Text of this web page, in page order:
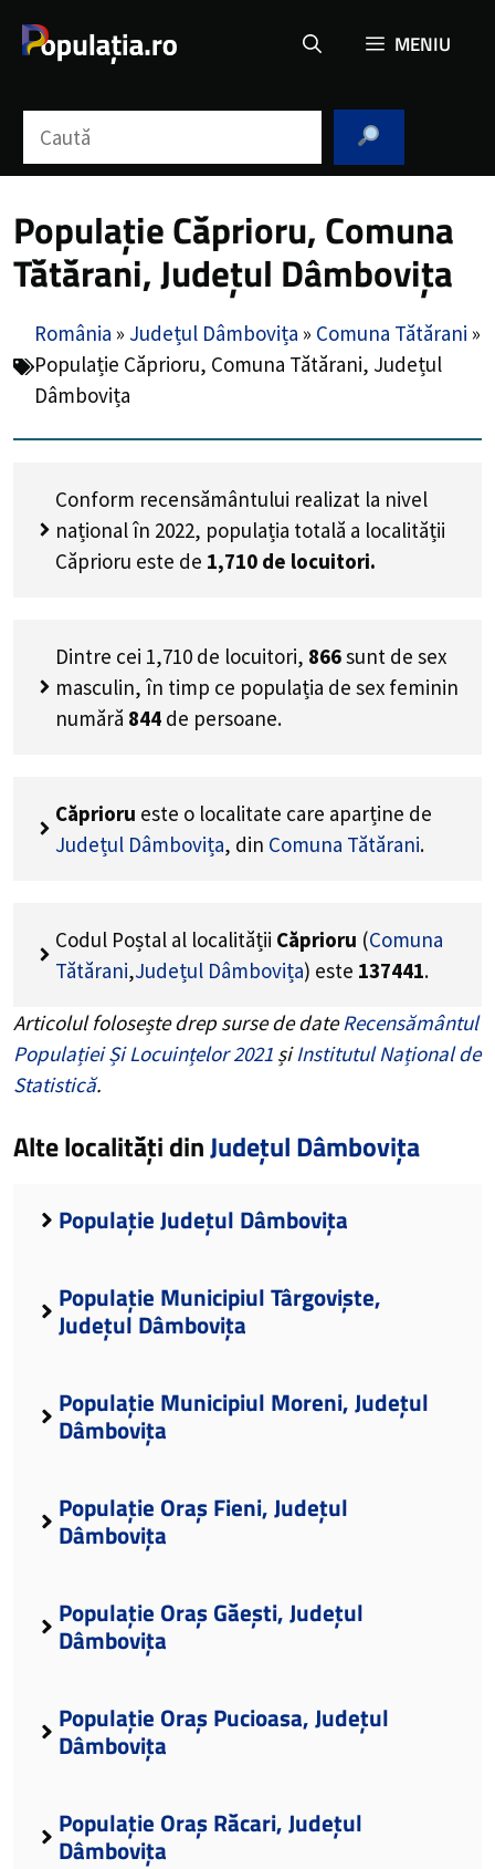
MENIU
Populație Căprioru, Comuna
Tătărani, Județul Dâmbovița
România » Județul Dâmbovița » Comuna Tătărani »
Populație Căprioru, Comuna Tătărani, Județul
Dâmbovița
Conform recensământului realizat la nivel
național în 2022, populația totală a localității
Căprioru este de 1,710 de locuitori.
Dintre cei 1,710 de locuitori, 866sunt de sex
masculin, în timp ce populația de sex feminin
numără 844 de persoane.
Căprioru este o localitate care aparține de
Județul Dâmbovița, din Comuna Tătărani.
Codul Poștal al localității Căprioru (Comuna
Tătărani,Județul Dâmbovița) este 137441.
Articolul folosește drep surse de dateRecensământul
Populației Și Locuințelor 2021 șiInstitutul Național de
Statistică.
Alte localități dinJudețul Dâmbovița
Populație Județul Dâmbovița
Populație Municipiul Târgoviște,
Județul Dâmbovița
Populație Municipiul Moreni, Județul
Dâmbovița
Populație Oraș Fieni, Județul
Dâmbovița
Populație Oraș Găești, Județul
Dâmbovița
Populație Oraș Pucioasa, Județul
Dâmbovița
Populație Oraș Răcari, Județul
Dâmbovița